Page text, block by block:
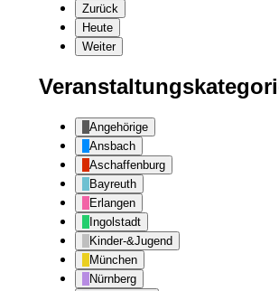
Zurück
Heute
Weiter
Angehörige
Ansbach
Aschaffenburg
Bayreuth
Erlangen
Ingolstadt
Kinder-&Jugend
München
Nürnberg